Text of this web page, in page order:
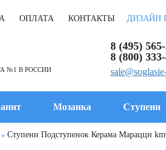
ОПЛАТА КОНТАКТЫ ДИЗАЙН
№1 В РОССИИ
8 (495)
8 (800)
Мозаика Ступени
Ступени Подступенок Керама Марацци